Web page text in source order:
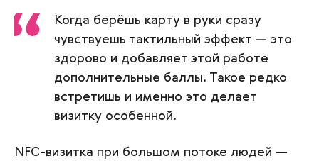
Когда берёшь карту в руки сразу
чувствуешь тактильный эффект — это
здорово и добавляет этой работе
дополнительные баллы. Такое редко
встретишь и именно это делает
визитку особенной.
NFC-визитка при большом потоке людей —